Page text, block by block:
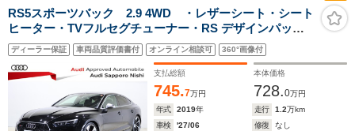
RS5スポーツバック 2.9 4WD ・レザーシート・シート
ヒーター・TVフルセグチューナー・RS デザインパッケ
ージ・RSスポーツエグゾーストシステム・プライバシー
ガラス・純正20AW・ドライブレコーダー前後・認定中古
車
ディーラー保証 車両品質評価書付 オンライン相談可 360°画像付
支払総額
745.7万円
本体価格
728.0万円
年式
2019年 走行 1.2万km
車検
'27/06 修復
なし